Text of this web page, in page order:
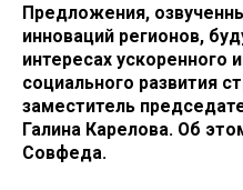
Предложения,
инноваций регионов,
интересах ускоренного
социального развития
заместитель
Галина Карелова. Об
Совфеда.